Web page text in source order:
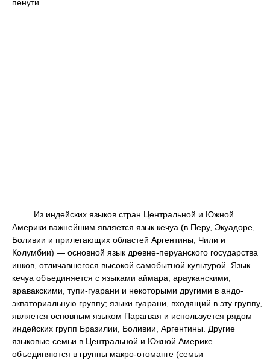
пенути.
Из индейских языков стран Центральной и Южной
Америки важнейшим является язык кечуа (в Перу, Экуадоре,
Боливии и прилегающих областей Аргентины, Чили и
Колумбии) — основной язык древне-перуанского государства
инков, отличавшегося высокой самобытной культурой. Язык
кечуа объединяется с языками аймара, арауканскими,
аравакскими, тупи-гуарани и некоторыми другими в андо-
экваториальную группу; языки гуарани, входящий в эту группу,
является основным языком Парагвая и используется рядом
индейских групп Бразилии, Боливии, Аргентины. Другие
языковые семьи в Центральной и Южной Америке
объединяются в группы макро-отоманге (семьи